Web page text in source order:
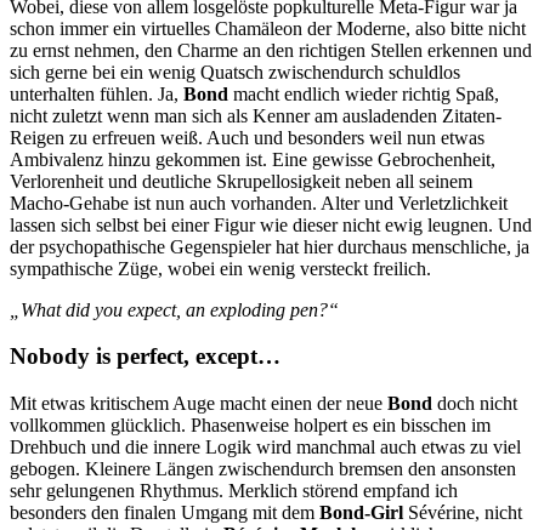
Wobei, diese von allem losgelöste popkulturelle Meta-Figur war ja
schon immer ein virtuelles Chamäleon der Moderne, also bitte nicht
zu ernst nehmen, den Charme an den richtigen Stellen erkennen und
sich gerne bei ein wenig Quatsch zwischendurch schuldlos
unterhalten fühlen. Ja, Bond macht endlich wieder richtig Spaß,
nicht zuletzt wenn man sich als Kenner am ausladenden Zitaten-
Reigen zu erfreuen weiß. Auch und besonders weil nun etwas
Ambivalenz hinzu gekommen ist. Eine gewisse Gebrochenheit,
Verlorenheit und deutliche Skrupellosigkeit neben all seinem
Macho-Gehabe ist nun auch vorhanden. Alter und Verletzlichkeit
lassen sich selbst bei einer Figur wie dieser nicht ewig leugnen. Und
der psychopathische Gegenspieler hat hier durchaus menschliche, ja
sympathische Züge, wobei ein wenig versteckt freilich.
„What did you expect, an exploding pen?“
Nobody is perfect, except…
Mit etwas kritischem Auge macht einen der neue Bond doch nicht
vollkommen glücklich. Phasenweise holpert es ein bisschen im
Drehbuch und die innere Logik wird manchmal auch etwas zu viel
gebogen. Kleinere Längen zwischendurch bremsen den ansonsten
sehr gelungenen Rhythmus. Merklich störend empfand ich
besonders den finalen Umgang mit dem Bond-Girl Sévérine, nicht